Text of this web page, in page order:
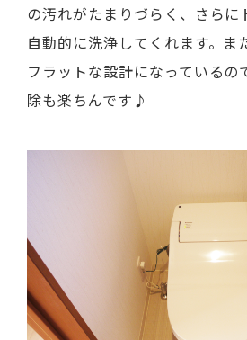
の汚れがたまりづらく、さらに
自動的に洗浄してくれます。ま
フラットな設計になっているの
除も楽ちんです♪